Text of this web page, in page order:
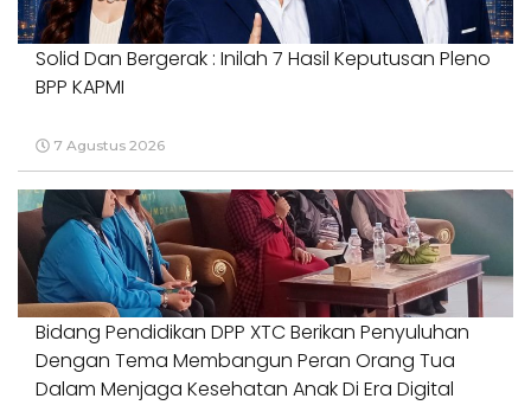
Solid Dan Bergerak : Inilah 7 Hasil Keputusan Pleno
BPP KAPMI
7 Agustus 2026
Bidang Pendidikan DPP XTC Berikan Penyuluhan
Dengan Tema Membangun Peran Orang Tua
Dalam Menjaga Kesehatan Anak Di Era Digital